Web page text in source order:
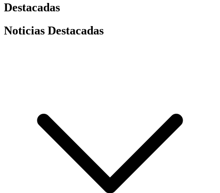
Destacadas
Noticias Destacadas